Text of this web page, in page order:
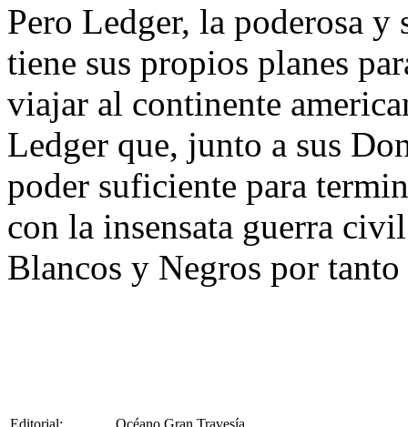
Pero Ledger, la poderosa
tiene sus propios planes
viajar al continente
Ledger que, junto a sus
poder suficiente para
con la insensata guerra
Blancos y Negros por
Editorial: Océano Gran Travesía